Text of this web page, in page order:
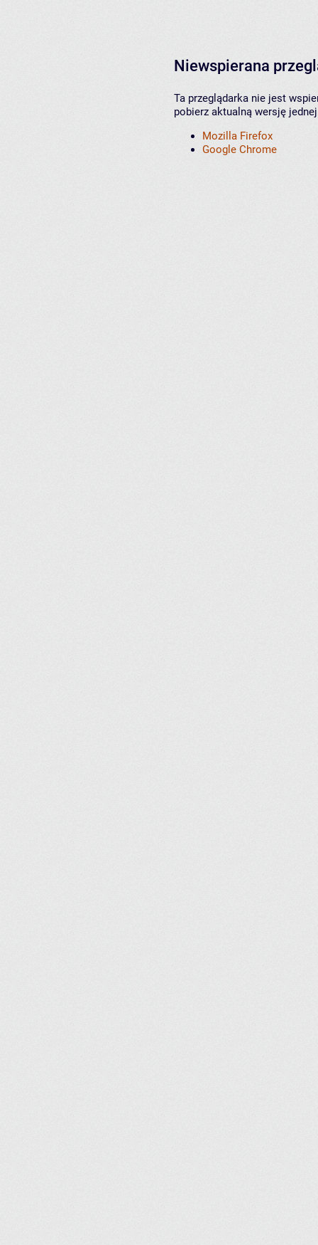
Niewspierana
Ta przeglądarka nie jest
pobierz aktualną wersję
Mozilla Firefox
Google Chrome